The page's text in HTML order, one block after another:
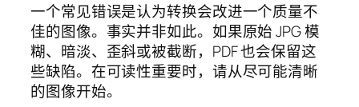
一个常见错误是认为转换会改进一个质量不
佳的图像。事实并非如此。如果原始 JPG 模
糊、暗淡、歪斜或被截断，PDF 也会保留这
些缺陷。在可读性重要时，请从尽可能清晰
的图像开始。